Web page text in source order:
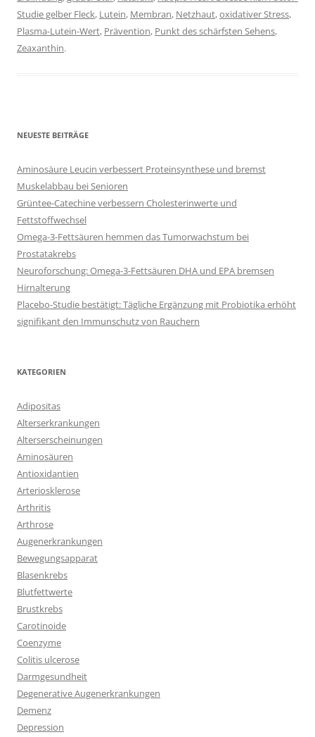
Studie gelber Fleck, Lutein, Membran, Netzhaut,oxidativer Stress,
Plasma-Lutein-Wert, Prävention, Punkt des schärfsten Sehens,
Zeaxanthin.
NEUESTE BEITRÄGE
Aminosäure Leucin verbessert Proteinsynthese und bremst
Muskelabbau bei Senioren
Grüntee-Catechine verbessern Cholesterinwerte und
Fettstoffwechsel
Omega-3-Fettsäuren hemmen das Tumorwachstum bei
Prostatakrebs
Neuroforschung: Omega-3-Fettsäuren DHA und EPA bremsen
Hirnalterung
Placebo-Studie bestätigt: Tägliche Ergänzung mit Probiotika erhöht
signifikant den Immunschutz von Rauchern
KATEGORIEN
Adipositas
Alterserkrankungen
Alterserscheinungen
Aminosäuren
Antioxidantien
Arteriosklerose
Arthritis
Arthrose
Augenerkrankungen
Bewegungsapparat
Blasenkrebs
Blutfettwerte
Brustkrebs
Carotinoide
Coenzyme
Colitis ulcerose
Darmgesundheit
Degenerative Augenerkrankungen
Demenz
Depression